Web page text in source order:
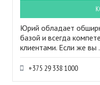
Юрий обладает
базой и всегда
клиентами. Если же вы
+375 29 338 1000